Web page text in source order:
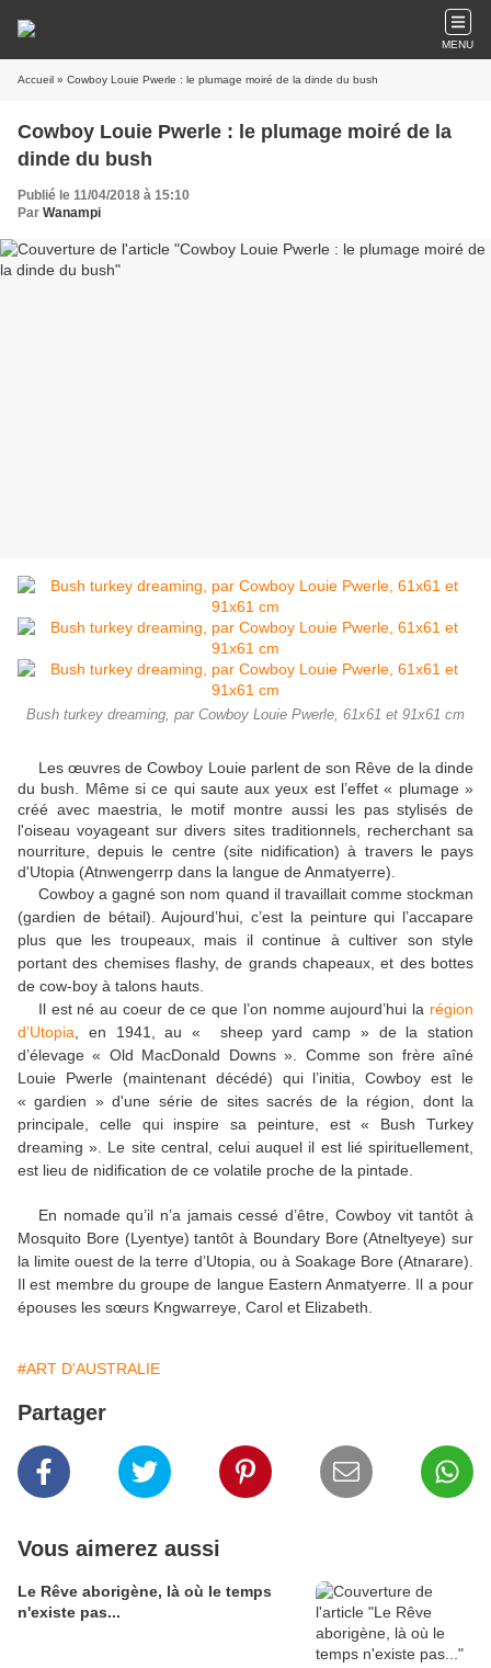
MENU
Accueil » Cowboy Louie Pwerle : le plumage moiré de la dinde du bush
Cowboy Louie Pwerle : le plumage moiré de la
dinde du bush
Publié le 11/04/2018 à 15:10
Par Wanampi
Bush turkey dreaming, par Cowboy Louie Pwerle, 61x61 et 91x61 cm
Les œuvres de Cowboy Louie parlent de son Rêve de la dinde
du bush. Même si ce qui saute aux yeux est l’effet « plumage »
créé avec maestria, le motif montre aussi les pas stylisés de
l'oiseau voyageant sur divers sites traditionnels, recherchant sa
nourriture, depuis le centre (site nidification) à travers le pays
d'Utopia (Atnwengerrp dans la langue de Anmatyerre).
Cowboy a gagné son nom quand il travaillait comme stockman
(gardien de bétail). Aujourd’hui, c’est la peinture qui l’accapare
plus que les troupeaux, mais il continue à cultiver son style
portant des chemises flashy, de grands chapeaux, et des bottes
de cow-boy à talons hauts.
Il est né au coeur de ce que l’on nomme aujourd’hui la région
d’Utopia , en 1941, au « sheep yard camp » de la station
d’élevage « Old MacDonald Downs ». Comme son frère aîné
Louie Pwerle (maintenant décédé) qui l’initia, Cowboy est le
« gardien » d'une série de sites sacrés de la région, dont la
principale, celle qui inspire sa peinture, est « Bush Turkey
dreaming ». Le site central, celui auquel il est lié spirituellement,
est lieu de nidification de ce volatile proche de la pintade.
En nomade qu’il n’a jamais cessé d’être, Cowboy vit tantôt à
Mosquito Bore (Lyentye) tantôt à Boundary Bore (Atneltyeye) sur
la limite ouest de la terre d’Utopia, ou à Soakage Bore (Atnarare).
Il est membre du groupe de langue Eastern Anmatyerre. Il a pour
épouses les sœurs Kngwarreye, Carol et Elizabeth.
#ART D'AUSTRALIE
Partager
Vous aimerez aussi
Le Rêve aborigène, là où le temps
n'existe pas...